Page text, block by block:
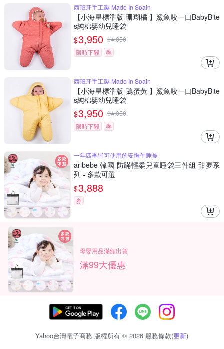
西班牙手工製 Made In Spain
【小海星標準版-珊瑚橘 】鯊魚咬一口BabyBite
s純棉嬰幼兒睡袋
$3,950 $4,050
限時下殺
券
西班牙手工製 Made In Spain
【小海星標準版-鵝蛋黃 】鯊魚咬一口BabyBite
s純棉嬰幼兒睡袋
$3,950 $4,050
限時下殺
券
一年四季皆可使用的安撫午睡被
aribebe 韓國 防蹣輕柔兒童睡袋三件組 甜夢系
列 - 多款可選
$3,888
券
母嬰用品滿額出貨
滿99大優惠
Yahoo台灣電子商務 版權所有 © 2026 服務條款(更新)